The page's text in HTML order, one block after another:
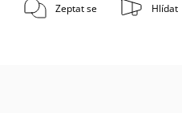
Zeptat se Hlídat